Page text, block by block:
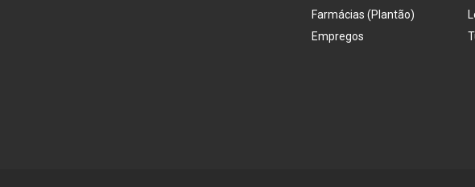
Farmácias (Plantão)
Empregos